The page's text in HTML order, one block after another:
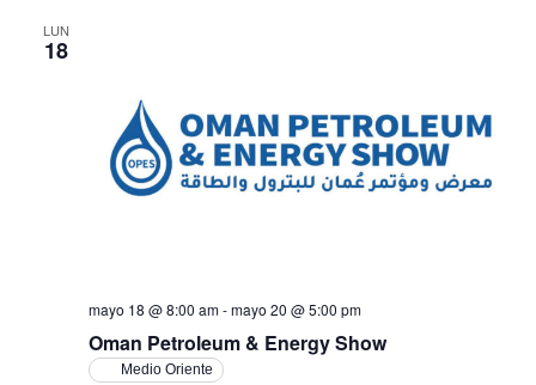
LUN
18
Oman Petroleum & Energy Show
mayo 18 @ 8:00 am-mayo 20 @ 5:00 pm
Medio Oriente